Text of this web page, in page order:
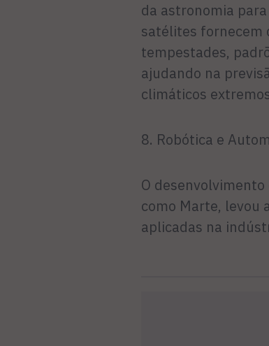
da astronomia
satélites fornecem
tempestades,
ajudando na
climáticos
8. Robótica e
O
como Marte, levou
aplicadas na